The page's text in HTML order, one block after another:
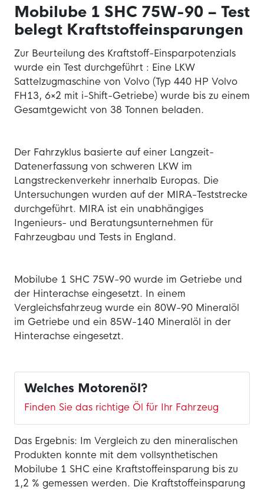
Mobilube 1 SHC 75W-90 – Test
belegt Kraftstoffeinsparungen
Zur Beurteilung des Kraftstoff-Einsparpotenzials
wurde ein Test durchgeführt : Eine LKW
Sattelzugmaschine von Volvo (Typ 440 HP Volvo
FH13, 6×2 mit i-Shift-Getriebe) wurde bis zu einem
Gesamtgewicht von 38 Tonnen beladen.
Der Fahrzyklus basierte auf einer Langzeit-
Datenerfassung von schweren LKW im
Langstreckenverkehr innerhalb Europas. Die
Untersuchungen wurden auf der MIRA-Teststrecke
durchgeführt. MIRA ist ein unabhängiges
Ingenieurs- und Beratungsunternehmen für
Fahrzeugbau und Tests in England.
Mobilube 1 SHC 75W-90 wurde im Getriebe und
der Hinterachse eingesetzt. In einem
Vergleichsfahrzeug wurde ein 80W-90 Mineralöl
im Getriebe und ein 85W-140 Mineralöl in der
Hinterachse eingesetzt.
Welches Motorenöl?
Finden Sie das richtige Öl für Ihr Fahrzeug
Das Ergebnis: Im Vergleich zu den mineralischen
Produkten konnte mit dem vollsynthetischen
Mobilube 1 SHC eine Kraftstoffeinsparung bis zu
1,2 % gemessen werden. Die Kraftstoffeinsparung